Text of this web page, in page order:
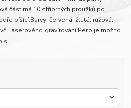
část má 10 stříbrných proužků po
píšící.Barvy: červená, žlutá, růžová,
laserového gravírování.Pero je možno